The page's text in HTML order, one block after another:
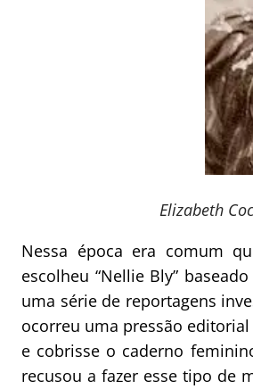
Elizabeth
Nessa época era comum
escolheu “Nellie Bly”
uma série de reportagens
ocorreu uma pressão
e cobrisse o caderno
recusou a fazer esse tipo de